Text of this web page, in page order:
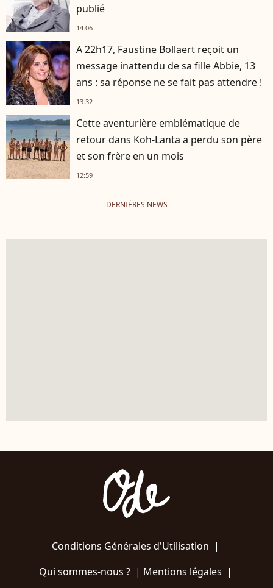
publié
14:06
A 22h17, Faustine Bollaert reçoit un
message inattendu de sa fille Abbie, 13
ans : sa réponse ne se fait pas attendre !
13:32
Cette aventurière emblématique de
retour dans Koh-Lanta a perdu son père
et son frère en un mois
12:59
DERNIÈRES NEWS
Conditions Générales d'Utilisation |
Qui sommes-nous ?| Mentions légales |